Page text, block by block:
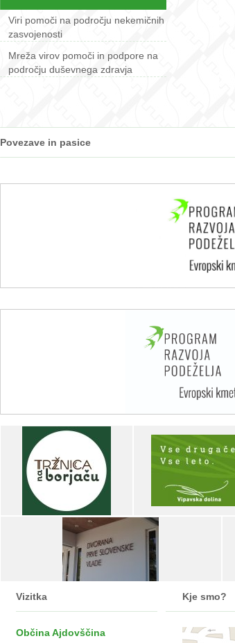
Viri pomoči na področju nekemičnih
zasvojenosti
Mreža virov pomoči in podpore na
področju duševnega zdravja
Povezave in pasice
Vizitka
Občina Ajdovščina
Kje smo?